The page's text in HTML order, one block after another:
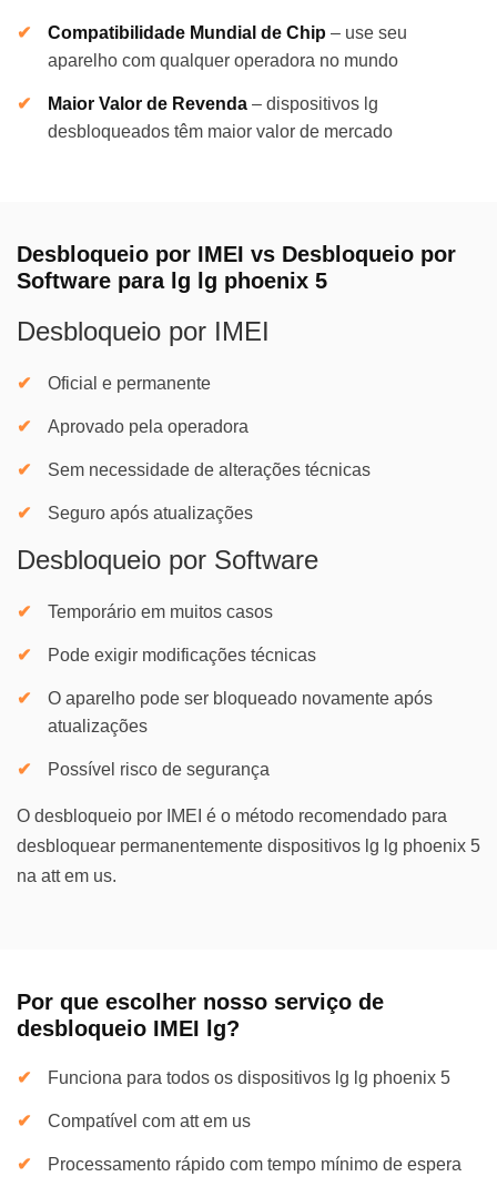
Compatibilidade Mundial de Chip – use seu
aparelho com qualquer operadora no mundo
Maior Valor de Revenda – dispositivos lg
desbloqueados têm maior valor de mercado
Desbloqueio por IMEI vs Desbloqueio por
Software para lg lg phoenix 5
Desbloqueio por IMEI
Oficial e permanente
Aprovado pela operadora
Sem necessidade de alterações técnicas
Seguro após atualizações
Desbloqueio por Software
Temporário em muitos casos
Pode exigir modificações técnicas
O aparelho pode ser bloqueado novamente após
atualizações
Possível risco de segurança
O desbloqueio por IMEI é o método recomendado para
desbloquear permanentemente dispositivos lg lg phoenix 5
na att em us.
Por que escolher nosso serviço de
desbloqueio IMEI lg?
Funciona para todos os dispositivos lg lg phoenix 5
Compatível com att em us
Processamento rápido com tempo mínimo de espera